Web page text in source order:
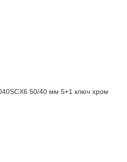
50/40 мм 5+1 ключ хром